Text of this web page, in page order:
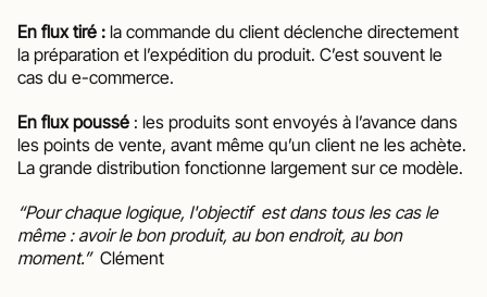
En flux tiré : la commande du client déclenche directement
la préparation et l’expédition du produit. C’est souvent le
cas du e-commerce.
En flux poussé : les produits sont envoyés à l’avance dans
les points de vente, avant même qu’un client ne les achète.
La grande distribution fonctionne largement sur ce modèle.
“Pour chaque logique, l'objectif  est dans tous les cas le
même : avoir le bon produit, au bon endroit, au bon
moment.” Clément